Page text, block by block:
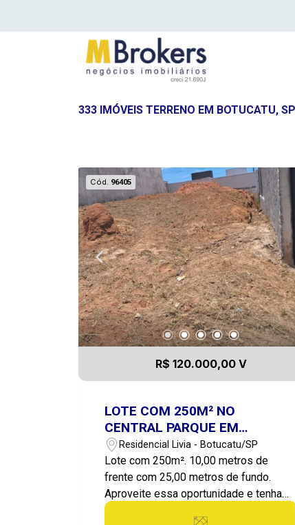
333 IMÓVEIS TERRENO EM BOTUCATU,
Cód. 96405
R$ 120.000,00 V
LOTE COM 250M² NO
CENTRAL PARQUE EM
BOTUCATU-SP
Residencial Livia - Botucatu/SP
Lote com 250m². 10,00 metros de
frente com 25,00 metros de fundo.
Aproveite essa oportunidade e tenha
um lote excelente em um Bairro que só